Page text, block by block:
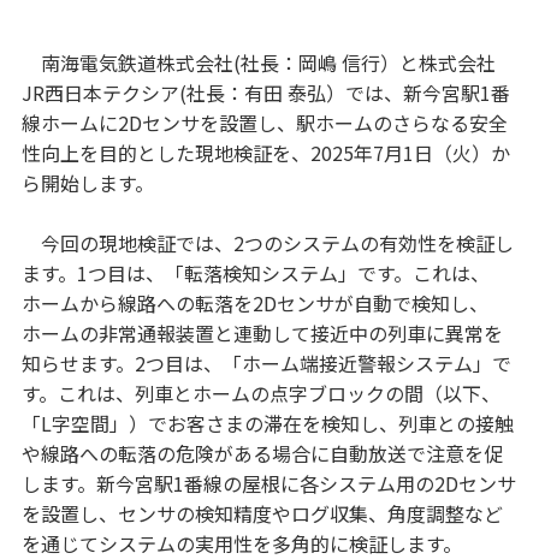
南海電気鉄道株式会社(社長：岡嶋 信行）と株式会社
JR西日本テクシア(社長：有田 泰弘）では、新今宮駅1番
線ホームに2Dセンサを設置し、駅ホームのさらなる安全
性向上を目的とした現地検証を、2025年7月1日（火）か
ら開始します。
今回の現地検証では、2つのシステムの有効性を検証し
ます。1つ目は、「転落検知システム」です。これは、
ホームから線路への転落を2Dセンサが自動で検知し、
ホームの非常通報装置と連動して接近中の列車に異常を
知らせます。2つ目は、「ホーム端接近警報システム」で
す。これは、列車とホームの点字ブロックの間（以下、
「L字空間」）でお客さまの滞在を検知し、列車との接触
や線路への転落の危険がある場合に自動放送で注意を促
します。新今宮駅1番線の屋根に各システム用の2Dセンサ
を設置し、センサの検知精度やログ収集、角度調整など
を通じてシステムの実用性を多角的に検証します。